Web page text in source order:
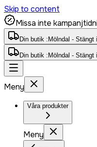
Skip to content
Missa inte
Din butik : Mölndal - Stängt
Din butik : Mölndal - Stängt
Meny
Våra produkter
Meny